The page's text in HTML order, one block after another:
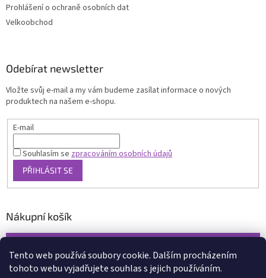
Tento web používá soubory cookie. Dalším procházením
tohoto webu vyjadřujete souhlas s jejich používáním.
Prohlášení o ochraně osobních dat
Velkoobchod
Odebírat newsletter
Vložte svůj e-mail a my vám budeme zasílat informace o nových
produktech na našem e-shopu.
E-mail
Souhlasím sezpracováním osobních údajů
PŘIHLÁSIT SE
Nákupní košík